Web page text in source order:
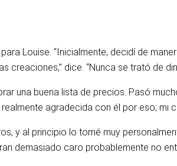
Louise. “Inicialmente, decidí de
dice. “Nunca se trató de
una buena lista de precios. Pasó
agradecida con él por eso; mi
y al principio lo tomé muy
demasiado caro probablemente no